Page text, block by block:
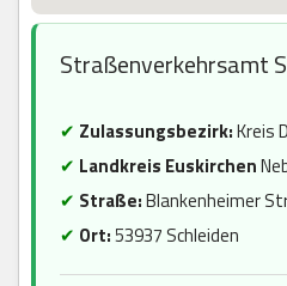
Straßenverkehrsamt
✔ Zulassungsbezirk:Kreis
✔ Landkreis Euskirchen
✔ Straße:Blankenheimer
✔ Ort:53937 Schleiden